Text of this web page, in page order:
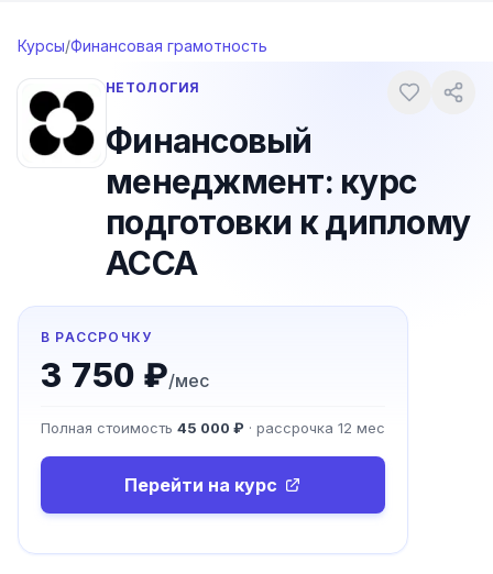
Курсы/Финансовая грамотность
НЕТОЛОГИЯ
Финансовый
менеджмент: курс
подготовки к диплому
ACCA
В РАССРОЧКУ
3 750 ₽/мес
Полная стоимость 45 000 ₽ · рассрочка 12 мес
Перейти на курс